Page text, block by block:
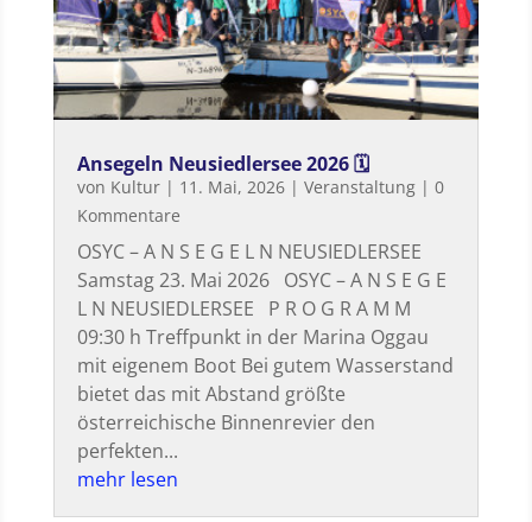
Ansegeln Neusiedlersee 2026 🗓
von Kultur| 11. Mai, 2026| Veranstaltung| 0
Kommentare
OSYC – A N S E G E L N NEUSIEDLERSEE
Samstag 23. Mai 2026 OSYC – A N S E G E
L N NEUSIEDLERSEE P R O G R A M M
09:30 h Treffpunkt in der Marina Oggau
mit eigenem Boot Bei gutem Wasserstand
bietet das mit Abstand größte
österreichische Binnenrevier den
perfekten...
mehr lesen